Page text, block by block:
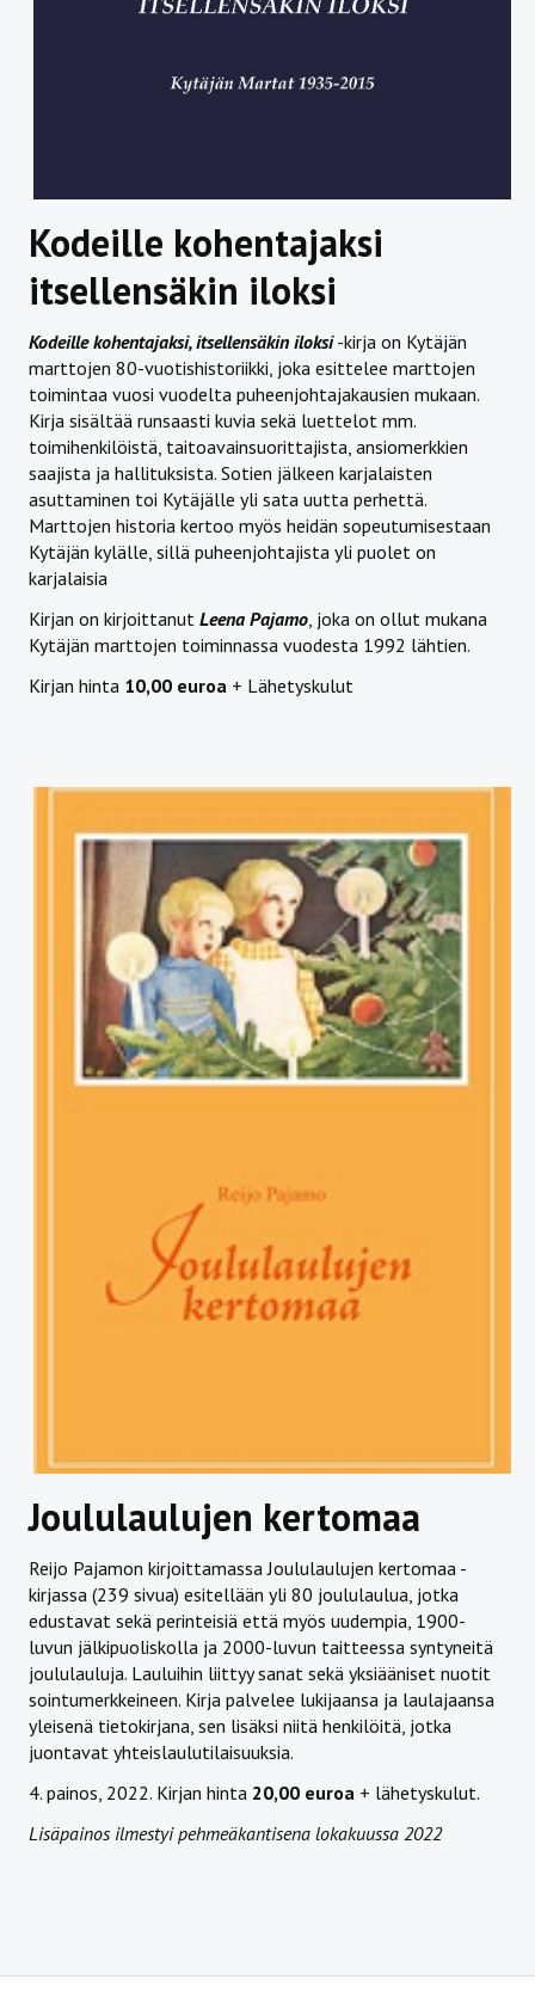
Kodeille kohentajaksi
itsellensäkin iloksi
Kodeille kohentajaksi, itsellensäkin iloksi-kirja on Kytäjän
marttojen 80-vuotishistoriikki, joka esittelee marttojen
toimintaa vuosi vuodelta puheenjohtajakausien mukaan.
Kirja sisältää runsaasti kuvia sekä luettelot mm.
toimihenkilöistä, taitoavainsuorittajista, ansiomerkkien
saajista ja hallituksista. Sotien jälkeen karjalaisten
asuttaminen toi Kytäjälle yli sata uutta perhettä.
Marttojen historia kertoo myös heidän sopeutumisestaan
Kytäjän kylälle, sillä puheenjohtajista yli puolet on
karjalaisia
Kirjan on kirjoittanut Leena Pajamo, joka on ollut mukana
Kytäjän marttojen toiminnassa vuodesta 1992 lähtien.
Kirjan hinta 10,00 euroa + Lähetyskulut
Joululaulujen kertomaa
Reijo Pajamon kirjoittamassa Joululaulujen kertomaa -
kirjassa (239 sivua) esitellään yli 80 joululaulua, jotka
edustavat sekä perinteisiä että myös uudempia, 1900-
luvun jälkipuoliskolla ja 2000-luvun taitteessa syntyneitä
joululauluja. Lauluihin liittyy sanat sekä yksiääniset nuotit
sointumerkkeineen. Kirja palvelee lukijaansa ja laulajaansa
yleisenä tietokirjana, sen lisäksi niitä henkilöitä, jotka
juontavat yhteislaulutilaisuuksia.
4. painos, 2022. Kirjan hinta 20,00 euroa + lähetyskulut.
Lisäpainos ilmestyi pehmeäkantisena lokakuussa 2022